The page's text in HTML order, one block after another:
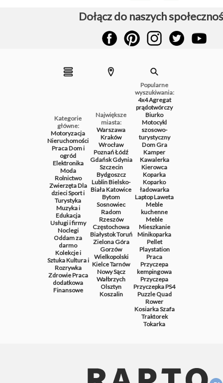
Dołącz do naszych
Kategorie
główne:
Motoryzacja
Nieruchomości
PracaDom i
ogród
Elektronika
Moda
Rolnictwo
ZwierzętaDla
dzieciSport i
Turystyka
Muzyka i
Edukacja
Usługi i firmy
Noclegi
Oddam za
darmo
Kolekcje i
SztukaKultura i
Rozrywka
ZdrowiePraca
dodatkowa
Finansowe
Największe
miasta:
Warszawa
Kraków
Wrocław
PoznańŁódź
GdańskGdynia
Szczecin
Bydgoszcz
LublinBielsko-
BiałaKatowice
Bytom
Sosnowiec
Radom
Rzeszów
Częstochowa
BiałystokToruń
Zielona Góra
Gorzów
Wielkopolski
KielceTarnów
Nowy Sącz
Wałbrzych
Olsztyn
Koszalin
Popularne
wyszukiwania:
4x4Agregat
prądotwórczy
Biurko
Motocykl
szosowo-
turystyczny
DomGra
Kamper
Kawalerka
Kierowca
Koparka
Koparko
ładowarka
LaptopLaweta
Meble
kuchenne
Meble
Mieszkanie
Minikoparka
Pellet
Playstation
Praca
Przyczepa
kempingowa
Przyczepa
PrzyczepkaPS4
PuzzleQuad
Rower
KosiarkaSzafa
Traktorek
Tokarka